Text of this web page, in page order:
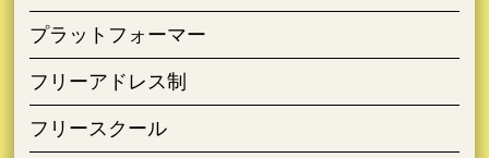
プラットフォーマー
フリーアドレス制
フリースクール